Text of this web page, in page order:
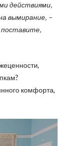
действиями,
вымирание, –
поставите,
комфорта,